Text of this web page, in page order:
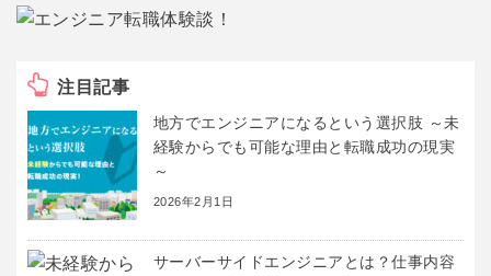
注目記事
地方でエンジニアになるという選択肢 ～未
経験からでも可能な理由と転職成功の現実
～
2026年2月1日
サーバーサイドエンジニアとは？仕事内容